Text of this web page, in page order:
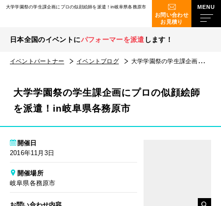
大学学園祭の学生課企画にプロの似顔絵師を派遣！in岐阜県各務原市
お問い合わせ
お見積り
日本全国のイベントにパフォーマーを派遣 します！
イベントパートナー イベントブログ 大学学園祭の学生課企画にプロの似顔絵師を派遣！in岐阜県各務原市
大学学園祭の学生課企画にプロの似顔絵師
を派遣！in岐阜県各務原市
開催日
2016年11月3日
開催場所
岐阜県各務原市